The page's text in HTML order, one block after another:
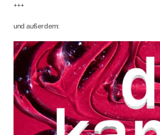
+++
und außerdem: